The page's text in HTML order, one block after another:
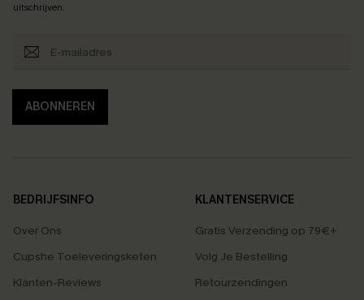
uitschrijven.
ABONNEREN
BEDRIJFSINFO
Over Ons
Cupshe Toeleveringsketen
Klanten-Reviews
KLANTENSERVICE
Gratis Verzending op 79€+
Volg Je Bestelling
Retourzendingen